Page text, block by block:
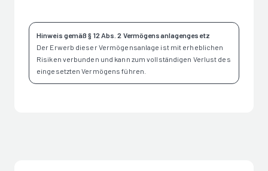
Hinweis gemäß § 12 Abs. 2 Vermögensanlagengesetz
Der Erwerb dieser Vermögensanlage ist mit erheblichen
Risiken verbunden und kann zum vollständigen Verlust des
eingesetzten Vermögens führen.